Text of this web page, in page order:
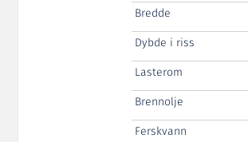
Bredde
Dybde i riss
Lasterom
Brennolje
Ferskvann